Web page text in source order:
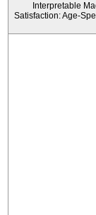
Interpretable
Satisfaction: Age-